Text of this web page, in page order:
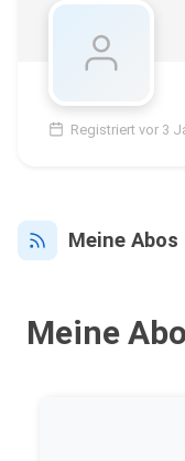
Registriert vor 3
Meine Abos
Meine